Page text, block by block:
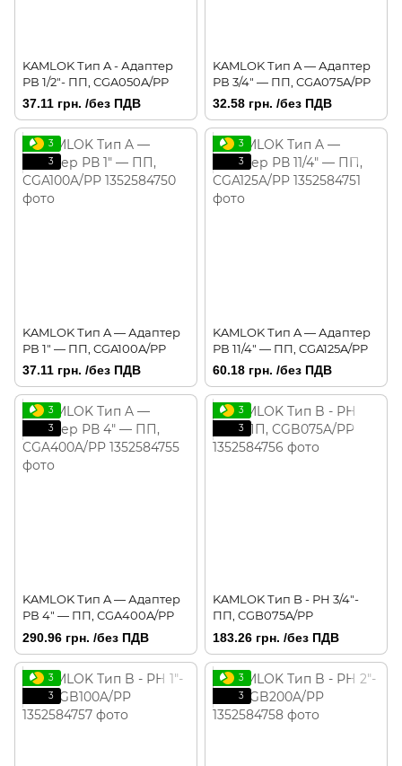
KAMLOK Тип A - Адаптер
РВ 1/2"- ПП, CGA050A/PP
37.11 грн. /без ПДВ
KAMLOK Тип A — Адаптер
РВ 3/4" — ПП, CGA075A/PP
32.58 грн. /без ПДВ
3
3
KAMLOK Тип A — Адаптер
РВ 1" — ПП, CGA100A/PP
37.11 грн. /без ПДВ
3
3
KAMLOK Тип A — Адаптер
РВ 11/4" — ПП, CGA125A/PP
60.18 грн. /без ПДВ
3
3
KAMLOK Тип A — Адаптер
РВ 4" — ПП, CGA400A/PP
290.96 грн. /без ПДВ
3
3
KAMLOK Тип B - РН 3/4"-
ПП, CGB075A/PP
183.26 грн. /без ПДВ
3
3
3
3